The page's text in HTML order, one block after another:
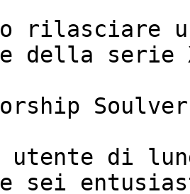
rilasciare
della serie
utente di
sei